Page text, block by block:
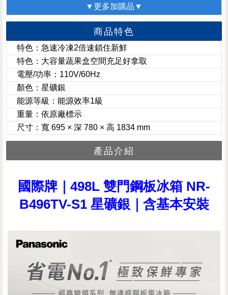
▼更多加購品▼
商品特色
特色：急速冷凍2倍速鎖住新鮮
特色：大容量蔬果盒空間充足好拿取
電壓/功率：110V/60Hz
顏色：星礦銀
能源等級：能源效率1級
重量：依原廠標示
尺寸：寬 695 × 深 780 × 高 1834 mm
產品介紹
國際牌｜498L 雙門鋼板冰箱 NR-
B496TV-S1 星礦銀｜含基本安裝